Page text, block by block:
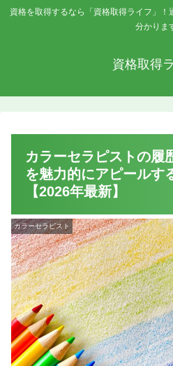
資格を取得するなら「資格取得ライフ」
分かりま
資格取得
カラーセラピストの履
を魅力的にアピールす
【2026年最新】
カラーセラピスト